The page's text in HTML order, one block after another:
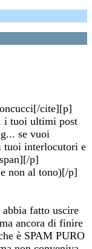
cite][p]
i tuoi ultimi post
se vuoi
tuoi interlocutori e
p]
non al tono)[/p]
fatto uscire
ancora di finire
è SPAM PURO